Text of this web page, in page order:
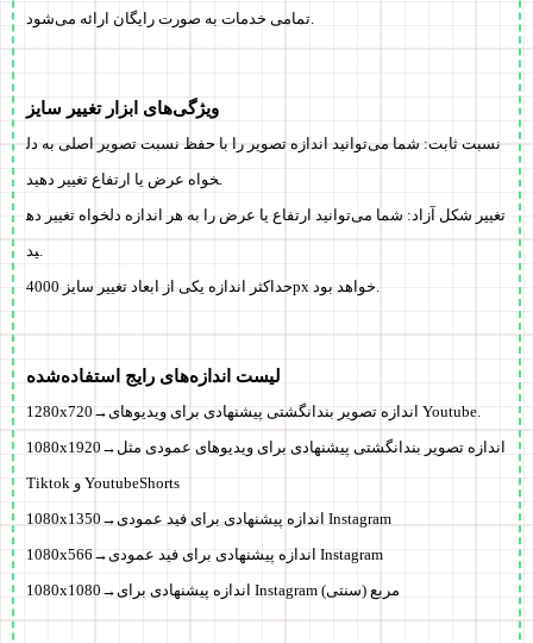
تمامی خدمات به صورت رایگان ارائه می‌شود.
ویژگی‌های ابزار تغییر سایز
نسبت ثابت: شما می‌توانید اندازه تصویر را با حفظ نسبت تصویر اصلی به دل
خواه عرض یا ارتفاع تغییر دهید.
تغییر شکل آزاد: شما می‌توانید ارتفاع یا عرض را به هر اندازه دلخواه تغییر ده
ید.
حداکثر اندازه یکی از ابعاد تغییر سایز 4000px خواهد بود.
لیست اندازه‌های رایج استفاده‌شده
1280x720→اندازه تصویر بندانگشتی پیشنهادی برای ویدیوهای Youtube.
1080x1920→اندازه تصویر بندانگشتی پیشنهادی برای ویدیوهای عمودی مثل
Tiktok و YoutubeShorts
1080x1350→اندازه پیشنهادی برای فید عمودی Instagram
1080x566→اندازه پیشنهادی برای فید عمودی Instagram
1080x1080→اندازه پیشنهادی برای Instagram مربع (سنتی)